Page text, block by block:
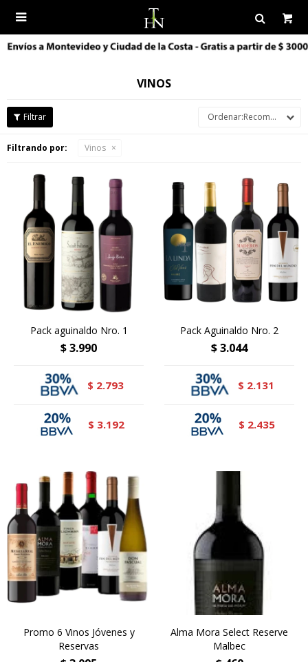

VINOS
Recomendados
Filtrando por: Vinos
Pack aguinaldo Nro. 1
$3.990
$ 2.793
$ 3.192
Pack Aguinaldo Nro. 2
$3.044
$ 2.131
$ 2.435
Promo 6 Vinos Jóvenes y
Reservas
Alma Mora Select Reserve
Malbec